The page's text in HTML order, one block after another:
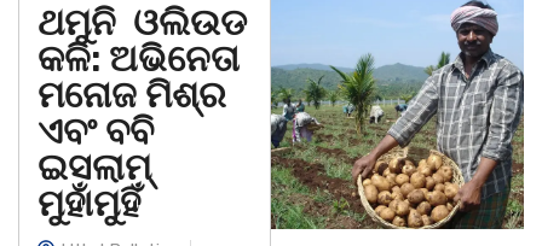
ଥମୁନି ଓଲିଉଡ
କଳି: ଅଭିନେତା
ମନୋଜ ମିଶ୍ର
ଏବଂ ବବି
ଇସଲାମ୍
ମୁହାଁମୁହିଁ